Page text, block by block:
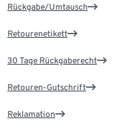
Rückgabe/Umtausch
Retourenetikett
30 Tage Rückgaberecht
Retouren-Gutschrift
Reklamation